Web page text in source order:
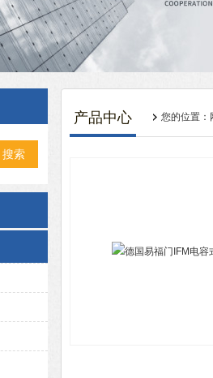
产品中心 您的位置：